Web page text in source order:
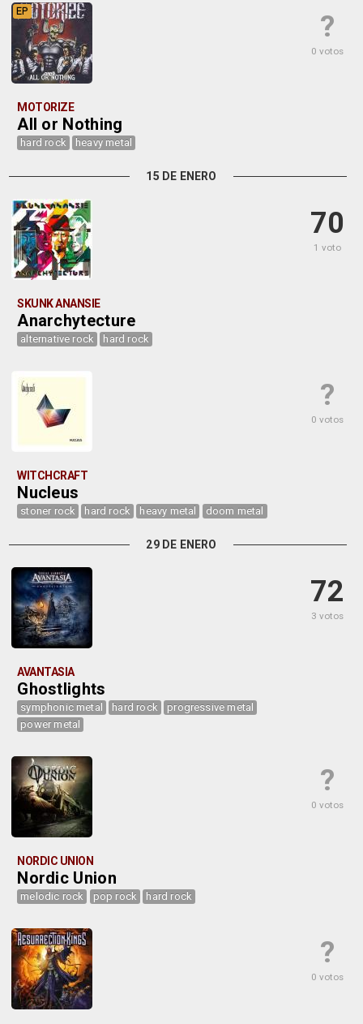
?
0 votos
EP
MOTORIZE
All or Nothing
hard rock heavy metal
15 DE ENERO
70
1 voto
SKUNK ANANSIE
Anarchytecture
alternative rock hard rock
?
0 votos
WITCHCRAFT
Nucleus
stoner rock hard rock heavy metal doom metal
29 DE ENERO
72
3 votos
AVANTASIA
Ghostlights
symphonic metal hard rock
progressive metal
power metal
?
0 votos
NORDIC UNION
Nordic Union
melodic rock pop rock hard rock
?
0 votos